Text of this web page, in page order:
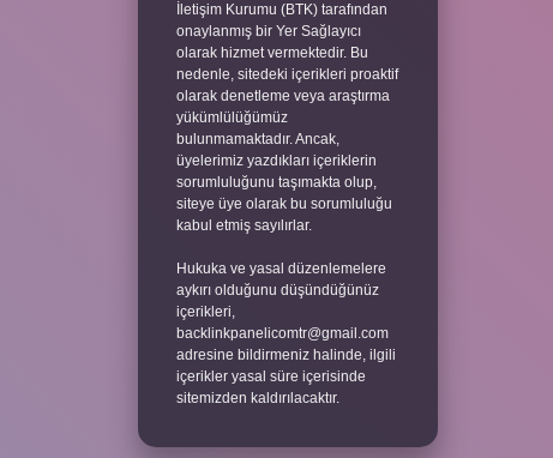
İletişim Kurumu (BTK) tarafından
onaylanmış bir Yer Sağlayıcı
olarak hizmet vermektedir. Bu
nedenle, sitedeki içerikleri proaktif
olarak denetleme veya araştırma
yükümlülüğümüz
bulunmamaktadır. Ancak,
üyelerimiz yazdıkları içeriklerin
sorumluluğunu taşımakta olup,
siteye üye olarak bu sorumluluğu
kabul etmiş sayılırlar.
Hukuka ve yasal düzenlemelere
aykırı olduğunu düşündüğünüz
içerikleri,
backlinkpanelicomtr@gmail.com
adresine bildirmeniz halinde, ilgili
içerikler yasal süre içerisinde
sitemizden kaldırılacaktır.